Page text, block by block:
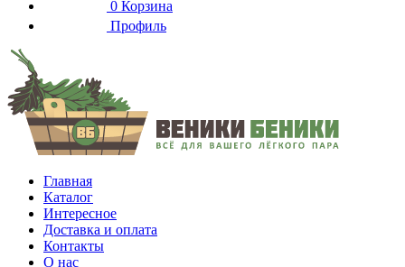
0 Корзина
Профиль
Главная
Каталог
Интересное
Доставка и оплата
Контакты
О нас